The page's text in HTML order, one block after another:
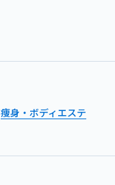
痩身・ボディエステ